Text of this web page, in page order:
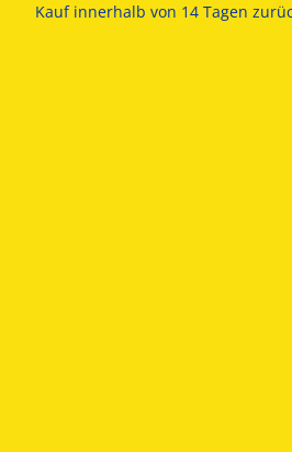
Kauf innerhalb von 14 Tagen